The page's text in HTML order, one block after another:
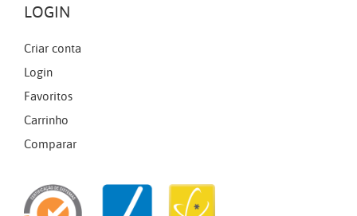
LOGIN
Criar conta
Login
Favoritos
Carrinho
Comparar